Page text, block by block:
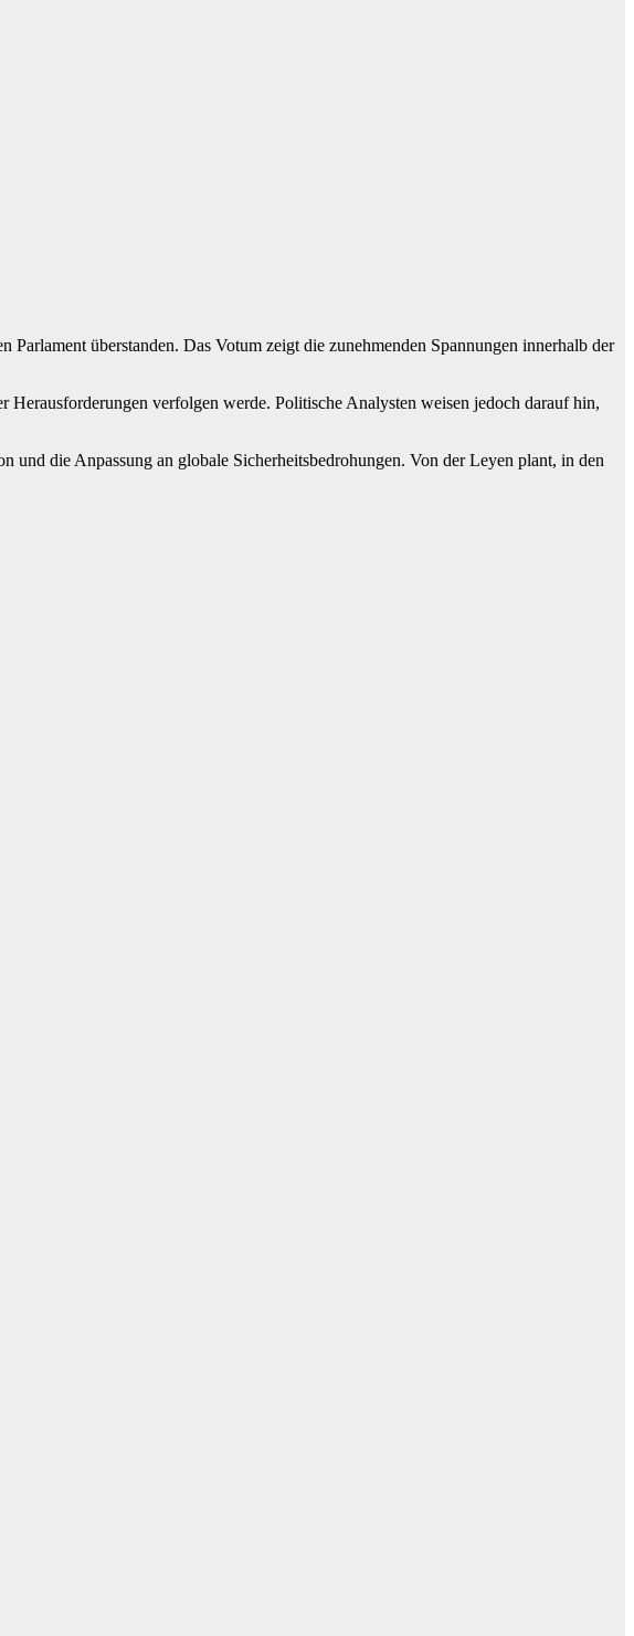
Parlament überstanden. Das Votum zeigt die zunehmenden Spannungen innerhalb der
Herausforderungen verfolgen werde. Politische Analysten weisen jedoch darauf hin,
und die Anpassung an globale Sicherheitsbedrohungen. Von der Leyen plant, in den